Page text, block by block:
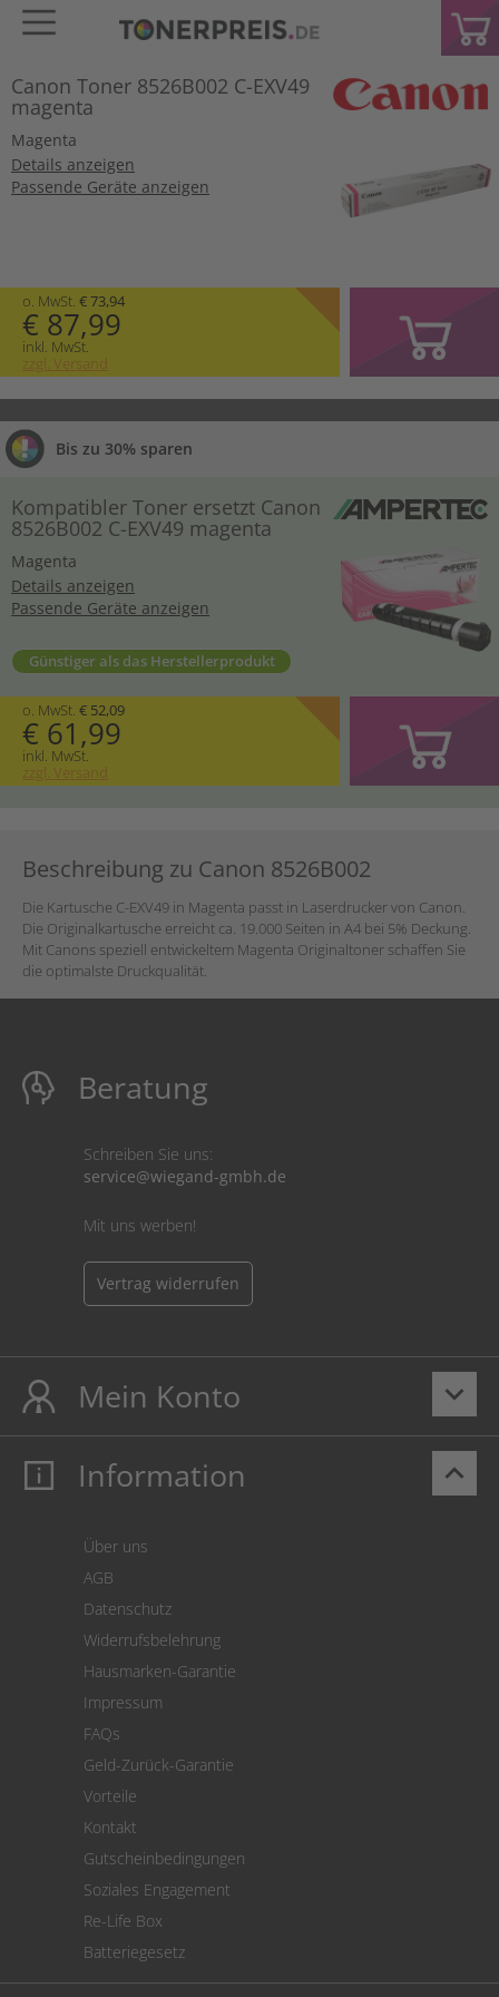
Canon Toner 8526B002 C-EXV49
magenta
Magenta
Details anzeigen
Passende Geräte anzeigen
o. MwSt. € 73,94
€ 87,99
inkl. MwSt.
zzgl. Versand
Bis zu 30% sparen
Kompatibler Toner ersetzt Canon
8526B002 C-EXV49 magenta
Magenta
Details anzeigen
Passende Geräte anzeigen
Günstiger als das Herstellerprodukt
o. MwSt. € 52,09
€ 61,99
inkl. MwSt.
zzgl. Versand
Beschreibung zu Canon 8526B002
Die Kartusche C-EXV49 in Magenta passt in Laserdrucker von Canon.
Die Originalkartusche erreicht ca. 19.000 Seiten in A4 bei 5% Deckung.
Mit Canons speziell entwickeltem Magenta Originaltoner schaffen Sie
die optimalste Druckqualität.
Beratung
Schreiben Sie uns:
service@wiegand-gmbh.de
Mit uns werben!
Vertrag widerrufen
keyboard_arrow_down
Mein Konto
Mein Konto
Cookie Einstellungen
keyboard_arrow_up
Information
Über uns
AGB
Datenschutz
Widerrufsbelehrung
Hausmarken-Garantie
Impressum
FAQs
Geld-Zurück-Garantie
Vorteile
Kontakt
Gutscheinbedingungen
Soziales Engagement
Re-Life Box
Batteriegesetz